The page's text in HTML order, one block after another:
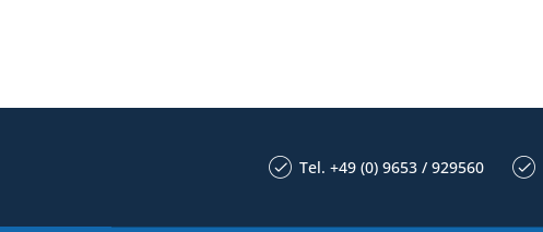
Tel. +49 (0) 9653 / 929560